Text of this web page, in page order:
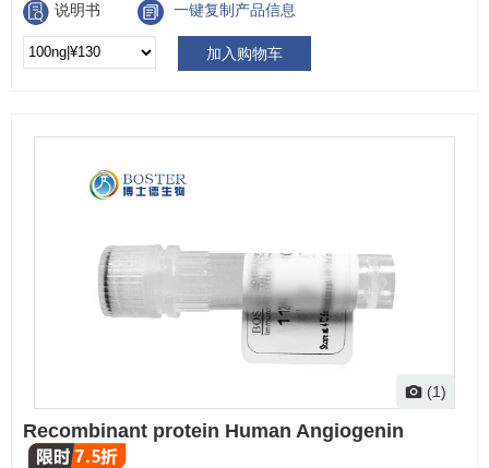
说明书
一键复制产品信息
加入购物车
(1)
Recombinant protein Human Angiogenin